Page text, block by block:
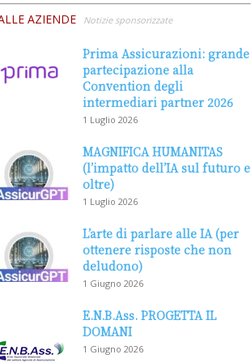
AZIENDE Notizie sponsorizzate
Prima Assicurazioni: grande
partecipazione alla
Convention degli
intermediari partner 2026
1 Luglio 2026
MAGNIFICA HUMANITAS
(l’impatto dell’IA sul futuro e
oltre)
1 Luglio 2026
L’arte di parlare alle IA (per
ottenere risposte che non
deludono)
1 Giugno 2026
E.N.B.Ass. PROGETTA IL
DOMANI
1 Giugno 2026